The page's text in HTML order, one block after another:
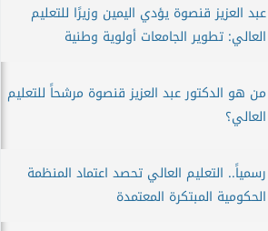
عبد العزيز قنصوة يؤدي اليمين وزيرًا للتعليم
العالي: تطوير الجامعات أولوية وطنية
من هو الدكتور عبد العزيز قنصوة مرشحاً للتعليم
العالي؟
رسمياً.. التعليم العالي تحصد اعتماد المنظمة
الحكومية المبتكرة المعتمدة